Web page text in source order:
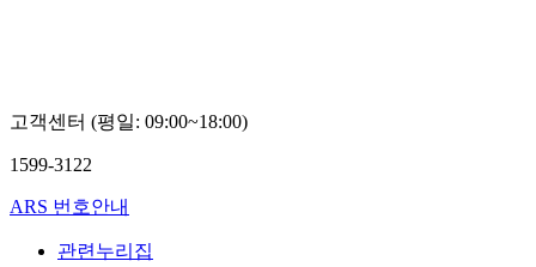
고객센터 (평일: 09:00~18:00)
1599-3122
ARS 번호안내
관련누리집